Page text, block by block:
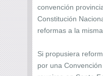
convención
Constitución
reformas a la misma.
Si propusiera
por una